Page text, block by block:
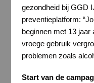
gezondheid bij GGD
preventieplatform:
beginnen met 13 jaar
vroege gebruik
problemen zoals
Start van de